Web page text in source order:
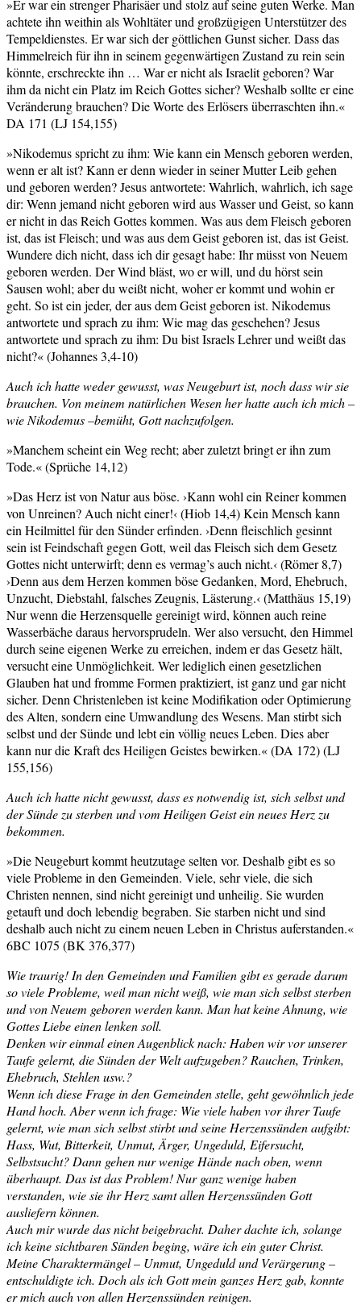
»Er war ein strenger Pharisäer und stolz auf seine guten Werke. Man
achtete ihn weithin als Wohltäter und großzügigen Unterstützer des
Tempeldienstes. Er war sich der göttlichen Gunst sicher. Dass das
Himmelreich für ihn in seinem gegenwärtigen Zustand zu rein sein
könnte, erschreckte ihn … War er nicht als Israelit geboren? War
ihm da nicht ein Platz im Reich Gottes sicher? Weshalb sollte er eine
Veränderung brauchen? Die Worte des Erlösers überraschten ihn.«
DA 171 (LJ 154,155)
»Nikodemus spricht zu ihm: Wie kann ein Mensch geboren werden,
wenn er alt ist? Kann er denn wieder in seiner Mutter Leib gehen
und geboren werden? Jesus antwortete: Wahrlich, wahrlich, ich sage
dir: Wenn jemand nicht geboren wird aus Wasser und Geist, so kann
er nicht in das Reich Gottes kommen. Was aus dem Fleisch geboren
ist, das ist Fleisch; und was aus dem Geist geboren ist, das ist Geist.
Wundere dich nicht, dass ich dir gesagt habe: Ihr müsst von Neuem
geboren werden. Der Wind bläst, wo er will, und du hörst sein
Sausen wohl; aber du weißt nicht, woher er kommt und wohin er
geht. So ist ein jeder, der aus dem Geist geboren ist. Nikodemus
antwortete und sprach zu ihm: Wie mag das geschehen? Jesus
antwortete und sprach zu ihm: Du bist Israels Lehrer und weißt das
nicht?« (Johannes 3,4-10)
Auch ich hatte weder gewusst, was Neugeburt ist, noch dass wir sie
brauchen. Von meinem natürlichen Wesen her hatte auch ich mich –
wie Nikodemus –bemüht, Gott nachzufolgen.
»Manchem scheint ein Weg recht; aber zuletzt bringt er ihn zum
Tode.« (Sprüche 14,12)
»Das Herz ist von Natur aus böse. ›Kann wohl ein Reiner kommen
von Unreinen? Auch nicht einer!‹ (Hiob 14,4) Kein Mensch kann
ein Heilmittel für den Sünder erfinden. ›Denn fleischlich gesinnt
sein ist Feindschaft gegen Gott, weil das Fleisch sich dem Gesetz
Gottes nicht unterwirft; denn es vermag’s auch nicht.‹ (Römer 8,7)
›Denn aus dem Herzen kommen böse Gedanken, Mord, Ehebruch,
Unzucht, Diebstahl, falsches Zeugnis, Lästerung.‹ (Matthäus 15,19)
Nur wenn die Herzensquelle gereinigt wird, können auch reine
Wasserbäche daraus hervorsprudeln. Wer also versucht, den Himmel
durch seine eigenen Werke zu erreichen, indem er das Gesetz hält,
versucht eine Unmöglichkeit. Wer lediglich einen gesetzlichen
Glauben hat und fromme Formen praktiziert, ist ganz und gar nicht
sicher. Denn Christenleben ist keine Modifikation oder Optimierung
des Alten, sondern eine Umwandlung des Wesens. Man stirbt sich
selbst und der Sünde und lebt ein völlig neues Leben. Dies aber
kann nur die Kraft des Heiligen Geistes bewirken.« (DA 172) (LJ
155,156)
Auch ich hatte nicht gewusst, dass es notwendig ist, sich selbst und
der Sünde zu sterben und vom Heiligen Geist ein neues Herz zu
bekommen.
»Die Neugeburt kommt heutzutage selten vor. Deshalb gibt es so
viele Probleme in den Gemeinden. Viele, sehr viele, die sich
Christen nennen, sind nicht gereinigt und unheilig. Sie wurden
getauft und doch lebendig begraben. Sie starben nicht und sind
deshalb auch nicht zu einem neuen Leben in Christus auferstanden.«
6BC 1075 (BK 376,377)
Wie traurig! In den Gemeinden und Familien gibt es gerade darum
so viele Probleme, weil man nicht weiß, wie man sich selbst sterben
und von Neuem geboren werden kann. Man hat keine Ahnung, wie
Gottes Liebe einen lenken soll.
Denken wir einmal einen Augenblick nach: Haben wir vor unserer
Taufe gelernt, die Sünden der Welt aufzugeben? Rauchen, Trinken,
Ehebruch, Stehlen usw.?
Wenn ich diese Frage in den Gemeinden stelle, geht gewöhnlich jede
Hand hoch. Aber wenn ich frage: Wie viele haben vor ihrer Taufe
gelernt, wie man sich selbst stirbt und seine Herzenssünden aufgibt:
Hass, Wut, Bitterkeit, Unmut, Ärger, Ungeduld, Eifersucht,
Selbstsucht? Dann gehen nur wenige Hände nach oben, wenn
überhaupt. Das ist das Problem! Nur ganz wenige haben
verstanden, wie sie ihr Herz samt allen Herzenssünden Gott
ausliefern können.
Auch mir wurde das nicht beigebracht. Daher dachte ich, solange
ich keine sichtbaren Sünden beging, wäre ich ein guter Christ.
Meine Charaktermängel – Unmut, Ungeduld und Verärgerung –
entschuldigte ich. Doch als ich Gott mein ganzes Herz gab, konnte
er mich auch von allen Herzenssünden reinigen.